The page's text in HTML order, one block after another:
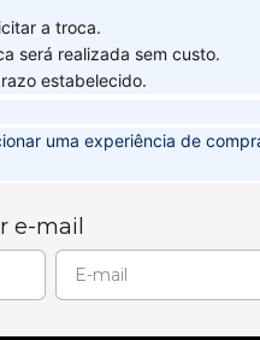
a troca.
será realizada sem custo.
estabelecido.
uma experiência de
e-mail